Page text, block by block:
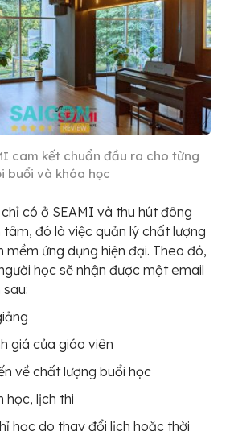
cam kết chuẩn đầu ra cho từng
buổi và khóa học
có ở SEAMI và thu hút đông
đó là việc quản lý chất lượng
ứng dụng hiện đại. Theo đó,
học sẽ nhận được một email
giá của giáo viên
về chất lượng buổi học
học, lịch thi
học do thay đổi lịch hoặc thời